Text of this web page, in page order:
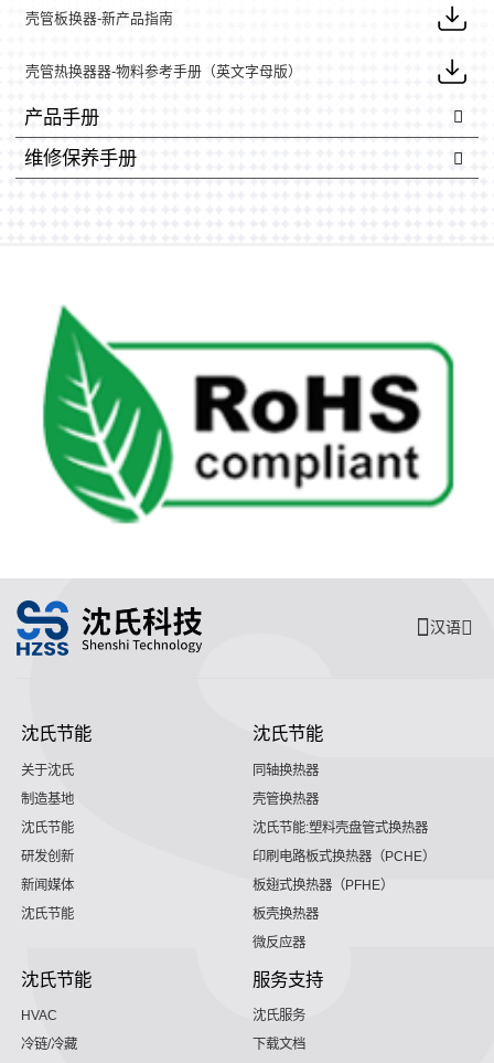
壳管板换器-新产品指南
壳管热换器器-物料参考手册（英文字母版）
产品手册
维修保养手册
汉语
沈氏节能
关于沈氏
制造基地
沈氏节能
研发创新
新闻媒体
沈氏节能
沈氏节能
同轴换热器
壳管换热器
沈氏节能:塑料壳盘管式换热器
印刷电路板式换热器（PCHE）
板翅式换热器（PFHE）
板壳换热器
微反应器
沈氏节能
HVAC
冷链/冷藏
服务支持
沈氏服务
下载文档